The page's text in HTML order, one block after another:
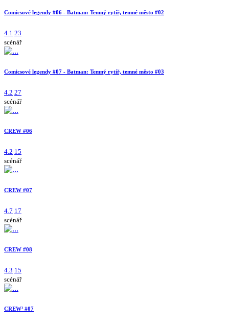
Comicsové legendy #06 - Batman: Temný rytíř, temné město #02
4.1 23
scénář
Comicsové legendy #07 - Batman: Temný rytíř, temné město #03
4.2 27
scénář
CREW #06
4.2 15
scénář
CREW #07
4.7 17
scénář
CREW #08
4.3 15
scénář
CREW² #07